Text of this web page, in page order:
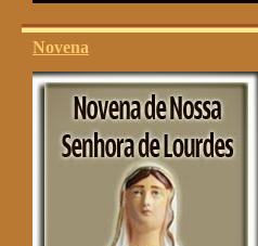
Novena